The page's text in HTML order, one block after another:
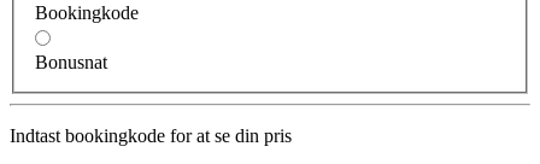
Bookingkode
Bonusnat
Indtast bookingkode for at se din pris